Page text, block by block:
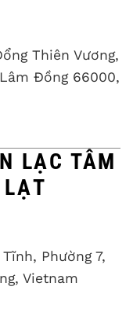
Thiên Vương,
Đồng 66000,
LẠC TÂM
Phường 7,
Vietnam